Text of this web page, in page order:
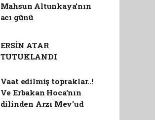
Mahsun Altunkaya'nın
acı günü
ERSİN ATAR
TUTUKLANDI
Vaat edilmiş topraklar..!
Ve Erbakan Hoca'nın
dilinden Arzı Mev'ud